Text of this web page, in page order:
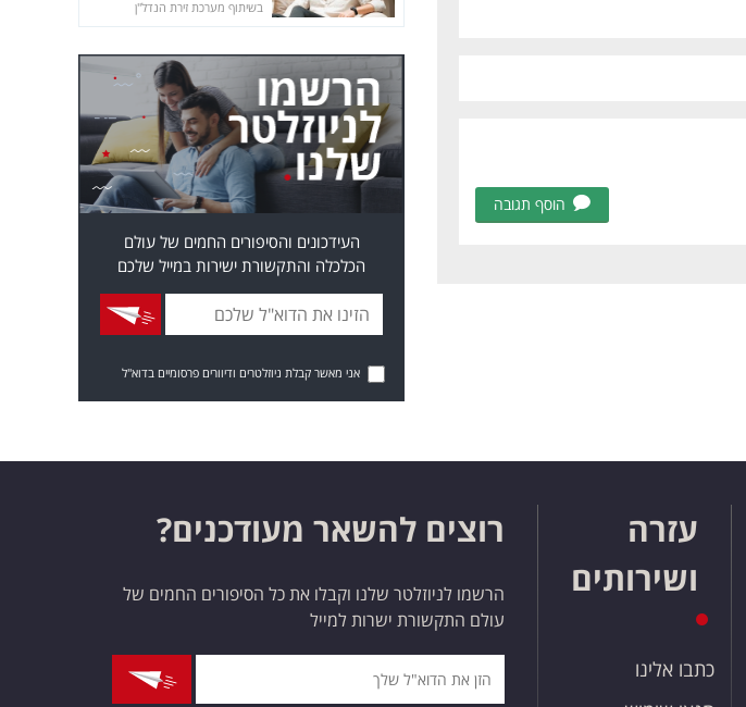
הוסף תגובה
בשיתוף מערכת זירת הנדל"ן
העידכונים והסיפורים החמים של עולם
הכלכלה והתקשורת ישירות במייל שלכם
אני מאשר קבלת ניוזלטרים ודיוורים פרסומיים בדוא"ל
עזרה
ושירותים
כתבו אלינו
רוצים להשאר מעודכנים?
הרשמו לניוזלטר שלנו וקבלו את כל הסיפורים החמים של
עולם התקשורת ישרות למייל